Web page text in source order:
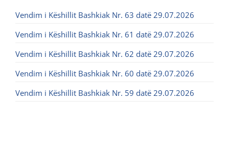
Vendim i Këshillit Bashkiak Nr. 63 datë 29.07.2026
Vendim i Këshillit Bashkiak Nr. 61 datë 29.07.2026
Vendim i Këshillit Bashkiak Nr. 62 datë 29.07.2026
Vendim i Këshillit Bashkiak Nr. 60 datë 29.07.2026
Vendim i Këshillit Bashkiak Nr. 59 datë 29.07.2026